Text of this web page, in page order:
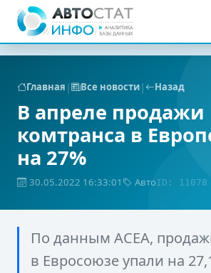
Главная | Все новости| Назад
В апреле продажи
комтранса в
на 27%
30.05.2022 16:33:01 АвтоID: 11078
По данным ACEA,
в Евросоюзе упали на